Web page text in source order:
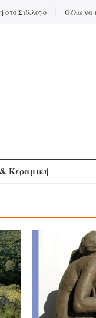
στο Σύλλογο Θέλω να
Κεραμική